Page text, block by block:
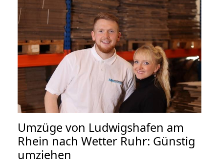
Umzüge von Ludwigshafen am
Rhein nach Wetter Ruhr: Günstig
umziehen